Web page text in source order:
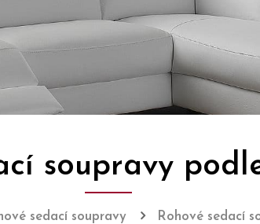
soupravy
sedací soupravy Rohové sedací